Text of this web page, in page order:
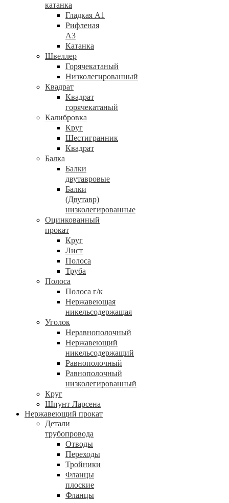
катанка
Гладкая А1
Рифленая
А3
Катанка
Швеллер
Горячекатаный
Низколегированный
Квадрат
Квадрат
горячекатаный
Калибровка
Круг
Шестигранник
Квадрат
Балка
Балки
двутавровые
Балки
(Двутавр)
низколегированные
Оцинкованный
прокат
Круг
Лист
Полоса
Труба
Полоса
Полоса г/к
Нержавеющая
никельсодержащая
Уголок
Неравнополочный
Нержавеющий
никельсодержащий
Равнополочный
Равнополочный
низколегированный
Круг
Шпунт Ларсена
Нержавеющий прокат
Детали
трубопровода
Отводы
Переходы
Тройники
Фланцы
плоские
Фланцы